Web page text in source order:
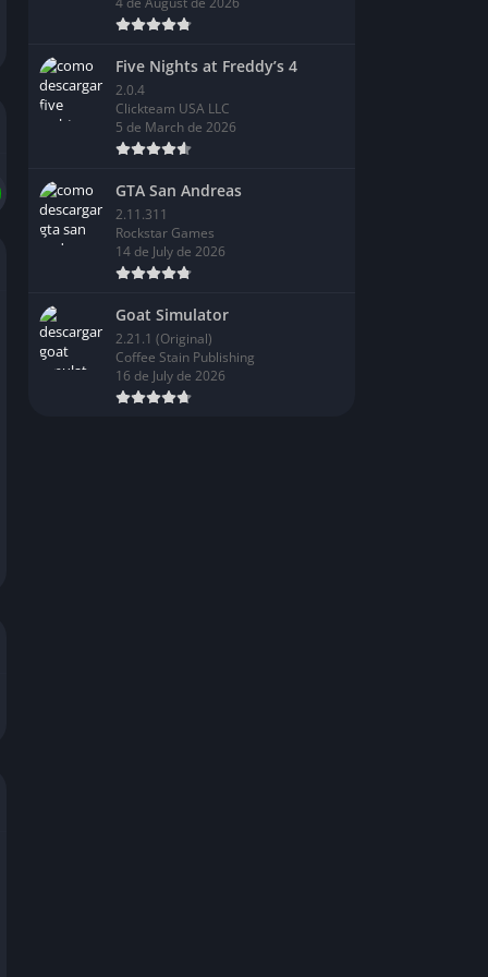
Five Nights at Freddy’s 4
2.0.4
Clickteam USA LLC
5 de March de 2026
GTA San Andreas
2.11.311
Rockstar Games
14 de July de 2026
Goat Simulator
2.21.1 (Original)
Coffee Stain Publishing
16 de July de 2026